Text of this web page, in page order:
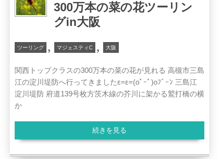
300万本の菜の花ツーリン
グin大阪
ツーリング , マジェスティC , 大阪
関西トップクラスの300万本の菜の花が見れる 高槻市三島
江の淀川堤防へ行ってきましたε=ε=(oﾟｰﾟ)oﾌﾞｰﾝ 三島江
淀川堤防 府道139号枚方茨木線の芥川に架かる鷲打橋の横
か
続きを見る